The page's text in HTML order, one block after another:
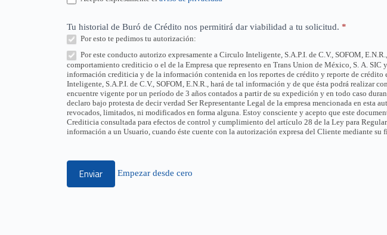
Tu historial de Buró de Crédito nos permitirá dar viabilidad a tu solicitud. *
Por esto te pedimos tu autorización:
Por este conducto autorizo expresamente a Circulo Inteligente, S.A.P.I. de C.V., SOFOM,
comportamiento crediticio o el de la Empresa que represento en Trans Union de México, S. A.
información crediticia y de la información contenida en los reportes de crédito y reporte de
Inteligente, S.A.P.I. de C.V., SOFOM, E.N.R., hará de tal información y de que ésta podrá realizar
encuentre vigente por un período de 3 años contados a partir de su expedición y en todo caso
declaro bajo protesta de decir verdad Ser Representante Legal de la empresa mencionada en
revocados, limitados, ni modificados en forma alguna. Estoy consciente y acepto que este
Crediticia consultada para efectos de control y cumplimiento del artículo 28 de la Ley para
información a un Usuario, cuando éste cuente con la autorización expresa del Cliente mediante su
Enviar Empezar desde cero